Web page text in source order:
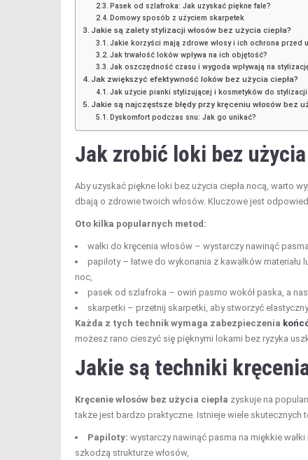
Pasek od szlafroka: Jak uzyskać piękne fale?
Domowy sposób z użyciem skarpetek
Jakie są zalety stylizacji włosów bez użycia ciepła?
Jakie korzyści mają zdrowe włosy i ich ochrona przed
Jak trwałość loków wpływa na ich objętość?
Jak oszczędność czasu i wygoda wpływają na
Jak zwiększyć efektywność loków bez użycia ciepła?
Jak użycie pianki stylizującej i kosmetyków do
Jakie są najczęstsze błędy przy kręceniu włosów bez
Dyskomfort podczas snu: Jak go unikać?
Jak zrobić loki bez
Aby uzyskać piękne loki bez użycia ciepła nocą, warto
dbają o zdrowie twoich włosów. Kluczowe jest
Oto kilka popularnych metod:
wałki do kręcenia włosów – wystarczy nawinąć
papiloty – łatwe do wykonania z kawałków
noc,
pasek od szlafroka – owiń pasmo wokół paska, a
skarpetki – przetnij skarpetki, aby stworzyć elastyczny
Każda z tych technik wymaga zabezpieczenia
możesz rano cieszyć się pięknymi lokami bez ryzyka
Jakie są techniki
Kręcenie włosów bez użycia ciepła zyskuje na
także jest bardzo praktyczne. Istnieje wiele skutecznych
Papiloty: wystarczy nawinąć pasma na miękkie
szkodzą strukturze włosów,